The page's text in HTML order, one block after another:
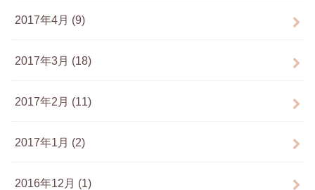
2017年4月 (9)
2017年3月 (18)
2017年2月 (11)
2017年1月 (2)
2016年12月 (1)